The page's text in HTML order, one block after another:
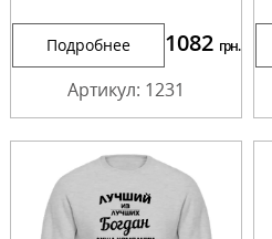
Подробнее 1082 грн.
Артикул: 1231